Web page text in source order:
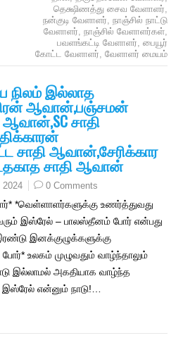
தெக்ஷிணத்து சைவ வேளாளர்,
நன்குடி வேளாளர், நாஞ்சில் நாட்டு
வேளாளர், நாஞ்சில் வேளாளர்கள்,
பவளங்கட்டி வேளாளர், பையூர்
கோட்ட வேளாளர், வேளாளர் மையம்
நிலம் இல்லாத
ஆவான்,பஞ்சமன்
சாதி
சாதி ஆவான்,சேரிக்கார
சாதி ஆவான்
2024 0 Comments
*வெள்ளாளர்களுக்கு உணர்த்துவது
இஸ்ரேல் – பாலஸ்தீனம் போர் என்பது
இனக்குழுக்களுக்கு
உலகம் முழுவதும் வாழ்ந்தாலும்
இல்லாமல் அகதியாக வாழ்ந்த
இஸ்ரேல் என்னும் நாடு!…